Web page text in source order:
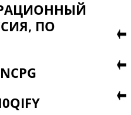
ПО